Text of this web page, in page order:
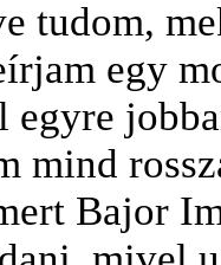
tudom,
egy
mind
Bajor